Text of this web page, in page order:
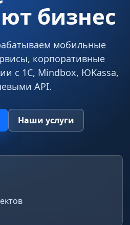
бизнес
мобильные
корпоративные
с 1С, Mindbox, ЮKassa,
API.
Наши услуги